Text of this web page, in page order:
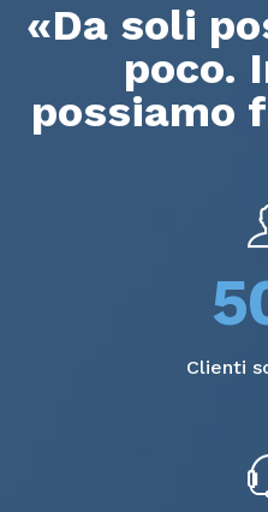
«Da soli
poco.
possiamo
Clienti